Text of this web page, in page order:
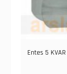
Entes 5